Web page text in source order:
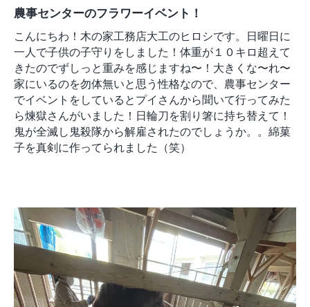
農事センターのフラワーイベント！
こんにちわ！木の家工務店大工のヒロシです。日曜日に
一人で子供の子守りをしました！体重が１０キロ超えて
きたのでずしっと重みを感じますね〜！大きくな〜れ〜
家にいるのを勿体無いと思う性格なので、農事センター
でイベントをしているとプイさんから聞いて行ってみた
ら煉獄さんがいました！日輪刀を割り箸に持ち替えて！
鬼が全滅し鬼殺隊から解雇されたのでしょうか。。綿菓
子を真剣に作ってられました（笑）